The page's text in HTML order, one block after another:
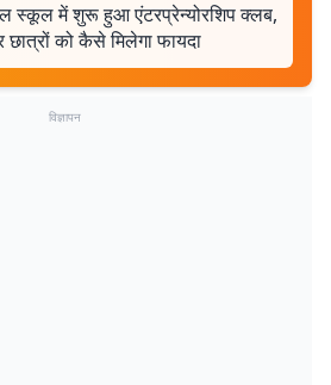
स्कूल में शुरू हुआ एंटरप्रेन्योरशिप क्लब,
को कैसे मिलेगा फायदा
विज्ञापन